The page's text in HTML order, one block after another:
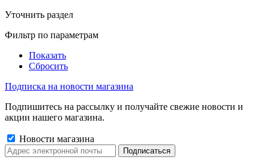
Уточнить раздел
Фильтр по параметрам
Показать
Сбросить
Подписка на новости магазина
Подпишитесь на рассылку и получайте свежие новости и
акции нашего магазина.
Новости магазина